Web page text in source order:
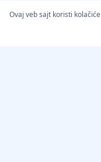
Ovaj veb sajt koristi